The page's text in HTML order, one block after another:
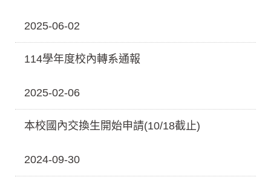
2025-06-02
114學年度校內轉系通報
2025-02-06
本校國內交換生開始申請(10/18截止)
2024-09-30